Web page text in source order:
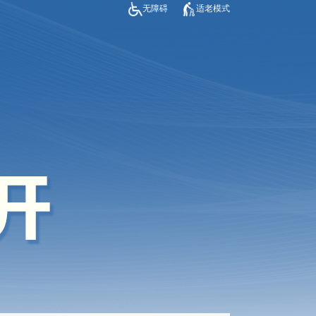
无障碍 适老模式